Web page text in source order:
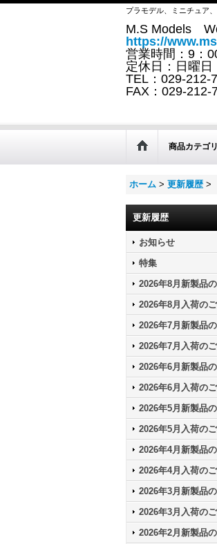
プラモデル、ミニチュア
M.S Models
https://
営業時間：9：
定休日：日曜日
TEL：029-212-
FAX：029-212-
商品カテゴ
ホーム > 更新履歴 >
更新履歴
お知らせ
特集
2026年8月新製品
2026年8月入荷の
2026年7月新製品
2026年7月入荷の
2026年6月新製品
2026年6月入荷の
2026年5月新製品
2026年5月入荷の
2026年4月新製品
2026年4月入荷の
2026年3月新製品
2026年3月入荷の
2026年2月新製品